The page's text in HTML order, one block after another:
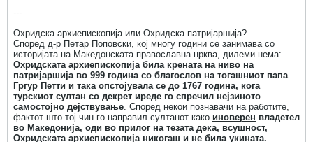
---
Охридска архиепископија или Охридска патријаршија?
Според д-р Петар Поповски, кој многу години се занимава со
историјата на Македонската православна црква, дилеми нема:
Охридската архиепископија била крената на ниво на
патријаршија во 999 година со благослов на тогашниот папа
Гргур Петти и така опстојувала сe до 1767 година, кога
турскиот султан со декрет иреде го спречил нејзиното
самостојно дејствување. Според некои познавачи на работите,
фактот што тој чин го направил султанот како иноверен владетел
во Македонија, оди во прилог на тезата дека, всушност,
Охридската архиепископија никогаш и не била укината.